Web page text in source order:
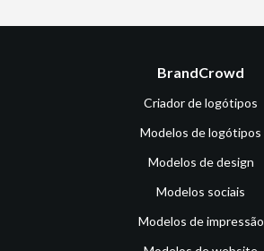
BrandCrowd
Criador de logótipos
Modelos de logótipos
Modelos de design
Modelos sociais
Modelos de impressão